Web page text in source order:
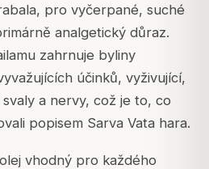
pro vyčerpané, suché
analgetický důraz.
zahrnuje byliny
účinků, vyživující,
a nervy, což je to, co
popisem Sarva Vata hara.
vhodný pro každého